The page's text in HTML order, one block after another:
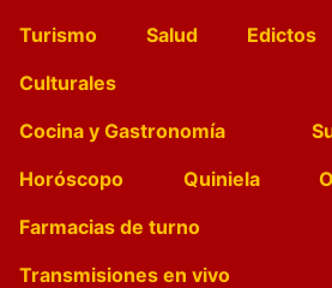
Turismo
Salud Edictos
Culturales
Cocina y Gastronomía
Horóscopo
Quiniela
Farmacias de turno
Transmisiones en vivo